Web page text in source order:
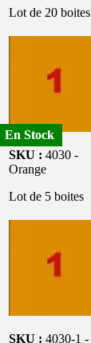
Lot de 20 boites
SKU : 4030 -
Orange
Lot de 5 boites
SKU : 4030-1 -
En Stock
En Stock
En Stock
En Stock
En Stock
En Stock
En Stock